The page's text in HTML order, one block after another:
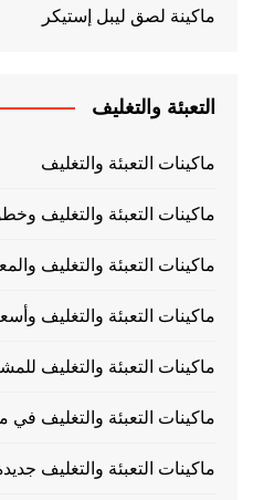
ماكينة لصق ليبل إستيكر
التعبئة والتغليف
ماكينات التعبئة والتغليف
ماكينات التعبئة والتغليف
ماكينات التعبئة والتغليف
ماكينات التعبئة والتغليف
ماكينات التعبئة والتغليف
ماكينات التعبئة والتغليف في
ماكينات التعبئة والتغليف